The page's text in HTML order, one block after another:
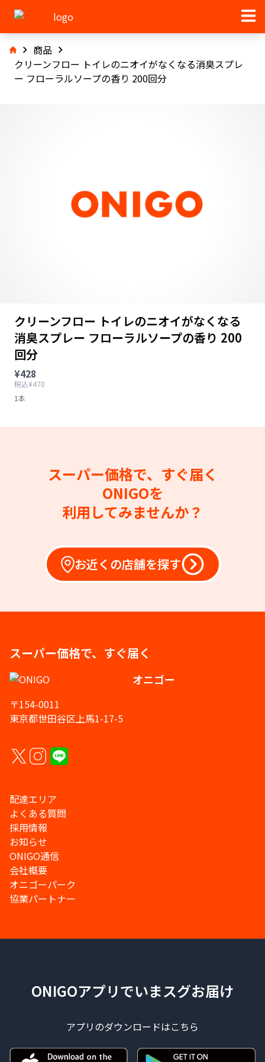
商品
クリーンフロー トイレのニオイがなくなる消臭スプレ
ー フローラルソープの香り 200回分
クリーンフロー トイレのニオイがなくなる
消臭スプレー フローラルソープの香り 200
回分
¥428
税込¥470
1本
スーパー価格で、すぐ届く
ONIGOを
利用してみませんか？
お近くの店舗を探す
スーパー価格で、すぐ届く
オニゴー
〒154-0011
東京都世田谷区上馬1-17-5
配達エリア
よくある質問
採用情報
お知らせ
ONIGO通信
会社概要
オニゴーパーク
協業パートナー
ONIGOアプリでいまスグお届け
アプリのダウンロードはこちら